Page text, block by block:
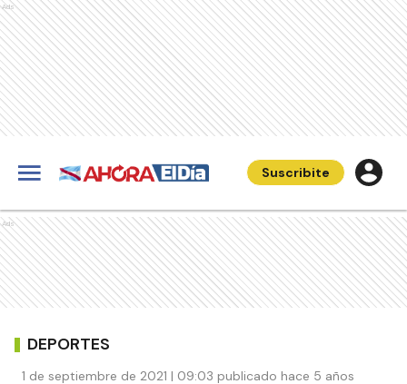
Ads
Suscribite
Ads
DEPORTES
1 de septiembre de 2021 | 09:03 publicado hace 5 años